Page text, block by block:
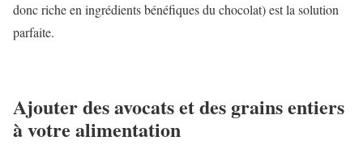
donc riche en ingrédients bénéfiques du chocolat) est la solution
parfaite.
Ajouter des avocats et des grains entiers
à votre alimentation